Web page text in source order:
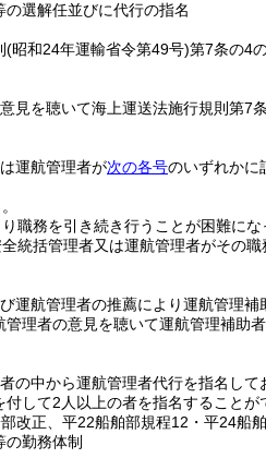
選解任並びに代行の指名
(昭和24年運輸省令第49号)第7条の4
見を聴いて海上運送法施行規則第7
運航管理者が次の各号のいずれかに
職務を引き続き行うことが困難にな
統括管理者又は運航管理者がその
運航管理者の推薦により運航管理補
理者の意見を聴いて運航管理補助者
の中から運航管理者代行を指名して
して2人以上の者を指名することが
改正、平22船舶部規程12・平24船
勤務体制